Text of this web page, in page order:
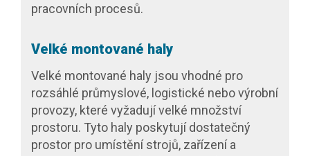
pracovních procesů.
Velké montované haly
Velké montované haly jsou vhodné pro
rozsáhlé průmyslové, logistické nebo výrobní
provozy, které vyžadují velké množství
prostoru. Tyto haly poskytují dostatečný
prostor pro umístění strojů, zařízení a